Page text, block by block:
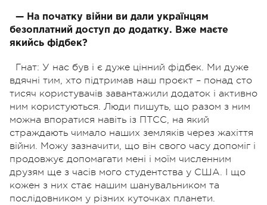
— На початку війни ви дали українцям
безоплатний доступ до додатку. Вже маєте
якийсь фідбек?
Гнат: У нас був і є дуже цінний фідбек. Ми дуже
вдячні тим, хто підтримав наш проєкт – понад сто
тисяч користувачів завантажили додаток і активно
ним користуються. Люди пишуть, що разом з ним
можна впоратися навіть із ПТСС, на який
страждають чимало наших земляків через жахіття
війни. Можу зазначити, що він свого часу допоміг і
продовжує допомагати мені і моїм численним
друзям ще з часів мого студентства у США. І що
кожен з них стає нашим шанувальником та
послідовником у різних куточках планети.